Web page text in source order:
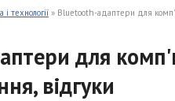
і технології » Bluetooth-адаптери для
для
відгуки